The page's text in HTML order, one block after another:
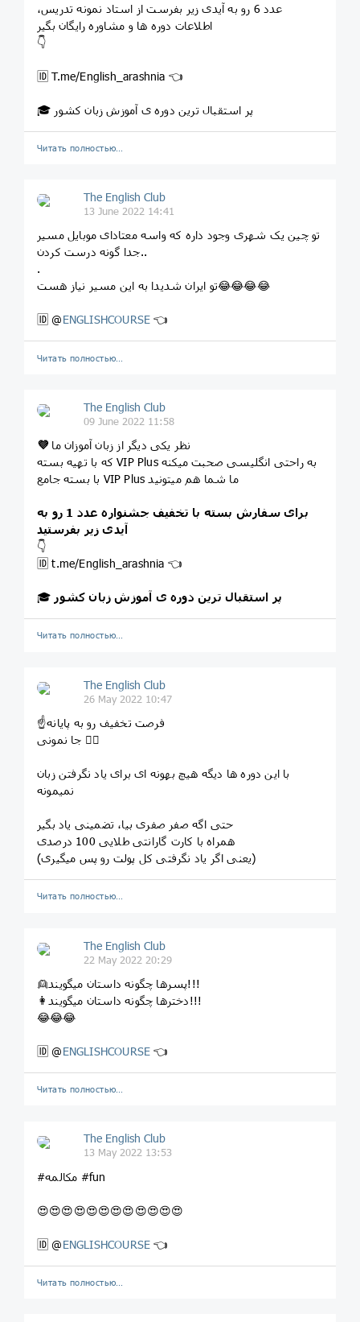
عدد 6 رو به آیدی زیر بفرست از استاد نمونه تدریس،
اطلاعات دوره ها و مشاوره رایگان بگیر
👇
🆔 T.me/English_arashnia 👈
🎓 پر استقبال ترین دوره ی آموزش زبان کشور
Читать полностью…
The English Club
13 June 2022 14:41
تو چین یک شهری وجود داره که واسه معتادای موبایل مسیر
جدا گونه درست کردن..
.
تو ایران شدیدا به این مسیر نیاز هست😂😂😂😂
🆔 @ENGLISHCOURSE 👈
Читать полностью…
The English Club
09 June 2022 11:58
💜 نظر یکی دیگر از زبان آموزان ما
که با تهیه بسته VIP Plus به راحتی انگلیسی صحبت میکنه
با بسته جامع VIP Plus ما شما هم میتونید
برای سفارش بسته با تخفیف جشنواره عدد 1 رو به
آیدی زیر بفرستید
👇
🆔 t.me/English_arashnia 👈
🎓 پر استقبال ترین دوره ی آموزش زبان کشور
Читать полностью…
The English Club
26 May 2022 10:47
☝️فرصت تخفیف رو به پایانه
جا نمونی 🏃‍♂
با این دوره ها دیگه هیچ بهونه ای برای یاد نگرفتن زبان
نمیمونه
حتی اگه صفر صفری بیا، تضمینی یاد بگیر
همراه با کارت گارانتی طلایی 100 درصدی
(یعنی اگر یاد نگرفتی کل پولت رو پس میگیری)
Читать полностью…
The English Club
22 May 2022 20:29
👱پسرها چگونه داستان میگویند!!!
👩دخترها چگونه داستان میگویند!!!
😂😂😂
🆔 @ENGLISHCOURSE 👈
Читать полностью…
The English Club
13 May 2022 13:53
#مکالمه #fun
😍😍😍😍😍😍😍😍😍😍😍😍
🆔 @ENGLISHCOURSE 👈
Читать полностью…